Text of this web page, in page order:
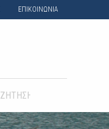
ΕΠΙΚΟΙΝΩΝΙΑ